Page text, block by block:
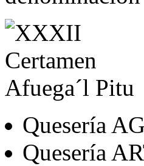
Quesería
Quesería